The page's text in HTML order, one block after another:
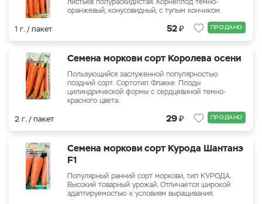
оранжевый, конусовидный, с тупым кончиком.
1 г. / пакет 52₽ ПРОДАНО
Семена моркови сорт Королева осени
Пользующийся заслуженной популярностью
поздний сорт. Сортотип Флакке. Плоды
цилиндрической формы с сердцевиной темно-
красного цвета.
2 г. / пакет 29₽ ПРОДАНО
Семена моркови сорт Курода Шантанэ
F1
Популярный ранний сорт моркови, тип КУРОДА.
Высокий товарный урожай. Отличается широкой
адаптируемостью к условиям выращивания.